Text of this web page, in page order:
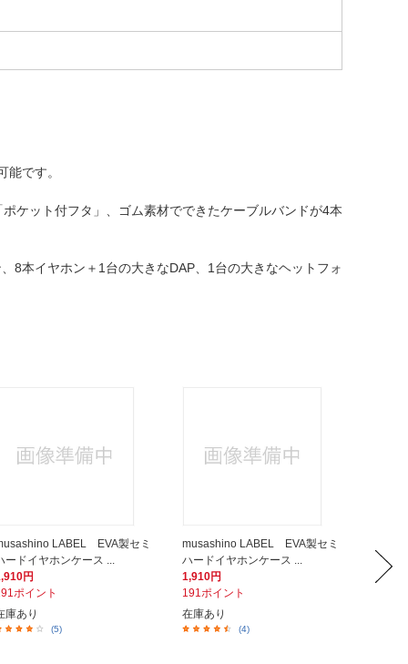
です。
ケット付フタ」、ゴム素材でできたケーブルバンドが4本
8本イヤホン＋1台の大きなDAP、1台の大きなヘットフォ
LABEL EVA製セミ
ードイヤホンケース ...
円
ポイント
庫あり
(5)
musashino LABEL EVA製セミ
ハードイヤホンケース ...
1,910円
191ポイント
在庫あり
(4)
ハー
1,910円